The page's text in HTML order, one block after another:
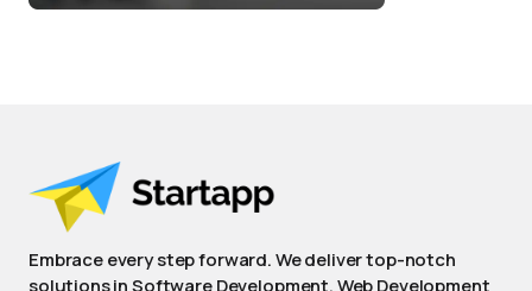
Embrace every step forward. We deliver top-notch
solutions in Software Development, Web Development